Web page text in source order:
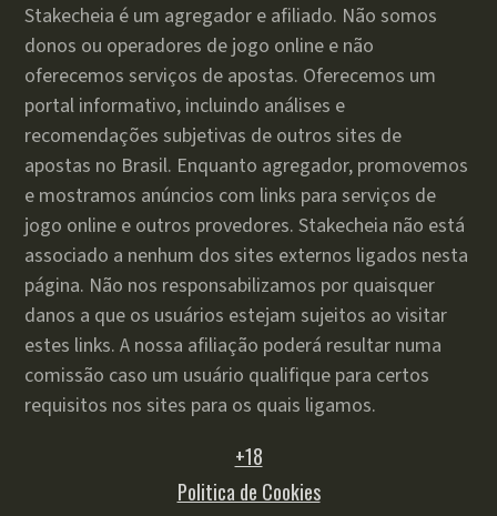
Stakecheia é um agregador e afiliado. Não somos
donos ou operadores de jogo online e não
oferecemos serviços de apostas. Oferecemos um
portal informativo, incluindo análises e
recomendações subjetivas de outros sites de
apostas no Brasil. Enquanto agregador, promovemos
e mostramos anúncios com links para serviços de
jogo online e outros provedores. Stakecheia não está
associado a nenhum dos sites externos ligados nesta
página. Não nos responsabilizamos por quaisquer
danos a que os usuários estejam sujeitos ao visitar
estes links. A nossa afiliação poderá resultar numa
comissão caso um usuário qualifique para certos
requisitos nos sites para os quais ligamos.
+18
Politica de Cookies